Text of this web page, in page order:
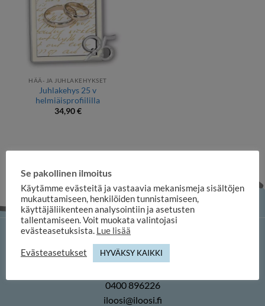
HÄÄ- JA JUHLAKEHYKSET
Juhlakehys 25 v
helmiäisprofiililla
34,90€
iloosi-verkkokauppa
0400 896226
iloosi@iloosi.fi
Se pakollinen ilmoitus
Käytämme evästeitä ja vastaavia mekanismeja sisältöjen
mukauttamiseen, henkilöiden tunnistamiseen,
käyttäjäliikenteen analysointiin ja asetusten
tallentamiseen. Voit muokata valintojasi
evästeasetuksista. Lue lisää
Evästeasetukset HYVÄKSY KAIKKI